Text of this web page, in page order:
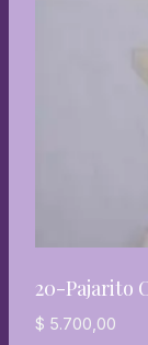
20-Pajarito
$ 5.700,00